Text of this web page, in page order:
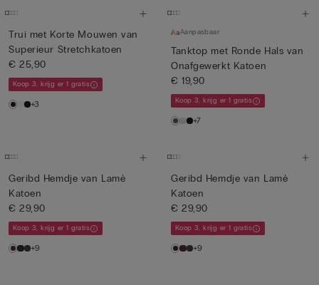
Trui met Korte Mouwen van
Superieur Stretchkatoen
€ 25,90
Koop 3, krijg er 1 gratis
+3
Aanpasbaar
Tanktop met Ronde Hals van
Onafgewerkt Katoen
€ 19,90
Koop 3, krijg er 1 gratis
+7
Geribd Hemdje van Lamè
Katoen
€ 29,90
Koop 3, krijg er 1 gratis
+9
Geribd Hemdje van Lamè
Katoen
€ 29,90
Koop 3, krijg er 1 gratis
+9